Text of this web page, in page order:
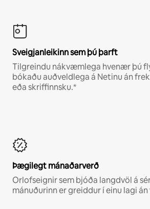
Sveigjanleikinn sem þú þarft
Tilgreindu nákvæmlega hvenær þú
bókaðu auðveldlega á Netinu án
eða skriffinnsku.*
Þægilegt mánaðarverð
Orlofseignir sem bjóða langdvöl á
mánuðurinn er greiddur í einu lagi